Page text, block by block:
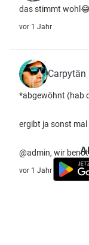
das stimmt
vor 1 Jahr
Carpytän
*abgewöhnt (hab
ergibt ja sonst mal
@admin, wir
vor 1 Jahr